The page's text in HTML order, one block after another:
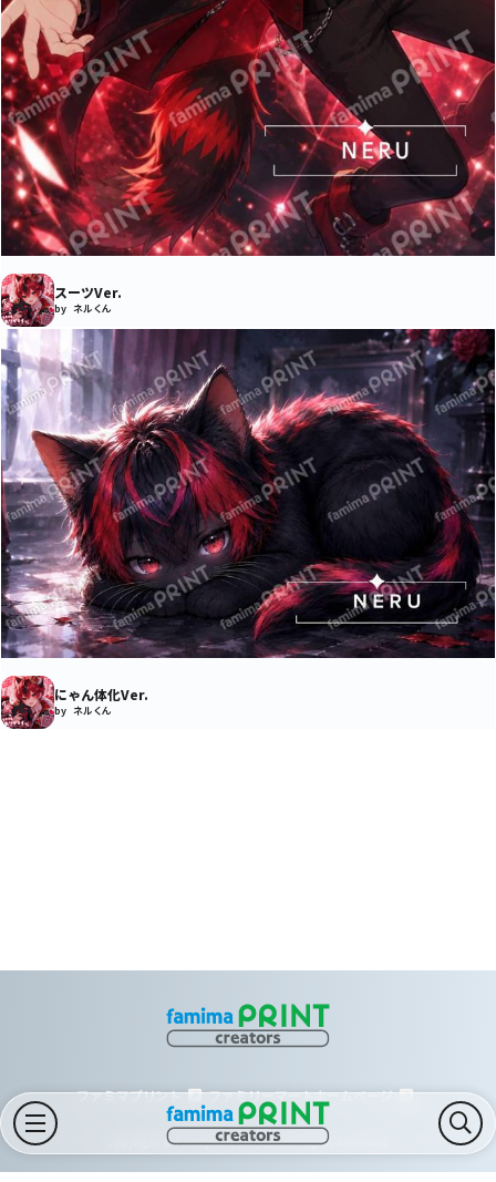
スーツVer.
by ネルくん
にゃん体化Ver.
by ネルくん
ファミマプリント ファミリーマートホームページ
Copyright © FamilyMart Co., Ltd.All Rights Reserved.